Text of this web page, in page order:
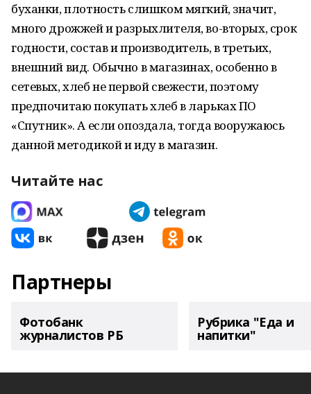
буханки, плотность слишком мягкий, значит,
много дрожжей и разрыхлителя, во-вторых, срок
годности, состав и производитель, в третьих,
внешний вид. Обычно в магазинах, особенно в
сетевых, хлеб не первой свежести, поэтому
предпочитаю покупать хлеб в ларьках ПО
«Спутник». А если опоздала, тогда вооружаюсь
данной методикой и иду в магазин.
Читайте нас
Партнеры
Фотобанк
журналистов РБ
Рубрика "Еда и
напитки"